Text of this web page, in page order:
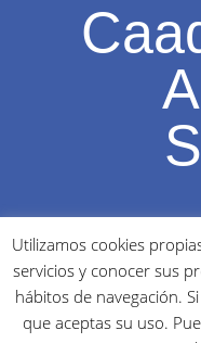
Ptda, Sol de
SPAIN Tel.: (+ 34)
Aviso
Utilizamos cookies
servicios y conocer sus
hábitos de navegación.
que aceptas su uso.